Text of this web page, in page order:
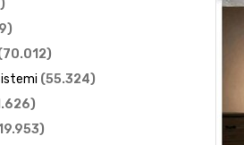
)
)
70.012)
(55.324)
)
)